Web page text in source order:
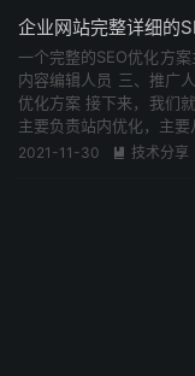
企业网站完整详细的
一个完整的SEO优化方
内容编辑人员 三、推广
优化方案 接下来，我们
主要负责站内优化，主要
2021-11-30  技术分享